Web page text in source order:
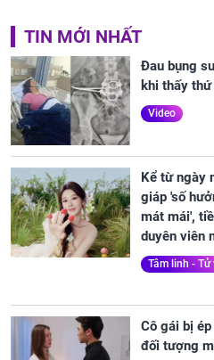
TIN MỚI NHẤT
Đau bụng
khi thấy
Video
Kể từ ngày
giáp 'số
mát mái',
duyên viên
Tâm linh - Tử
Cô gái bị
đối tượng